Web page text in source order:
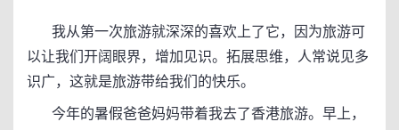
我从第一次旅游就深深的喜欢上了它，因为旅游可
以让我们开阔眼界，增加见识。拓展思维，人常说见多
识广，这就是旅游带给我们的快乐。
今年的暑假爸爸妈妈带着我去了香港旅游。早上，